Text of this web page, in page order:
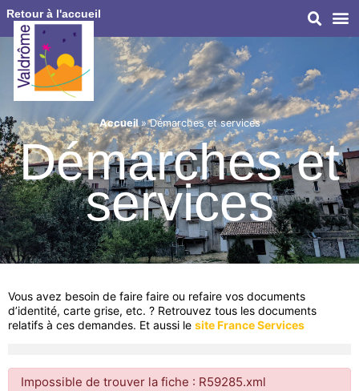
Retour à l'accueil
Accueil»Démarches et services
Démarches et
services
Vous avez besoin de faire faire ou refaire vos documents
d’identité, carte grise, etc. ? Retrouvez tous les documents
relatifs à ces demandes. Et aussi le site France Services
Impossible de trouver la fiche : R59285.xml